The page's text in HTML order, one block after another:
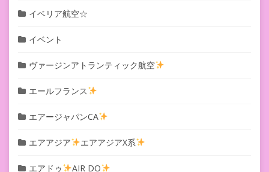
イベリア航空☆
イベント
ヴァージンアトランティック航空
エールフランス
エアージャパンCA
エアアジア エアアジアX系
エアドゥ AIR DO